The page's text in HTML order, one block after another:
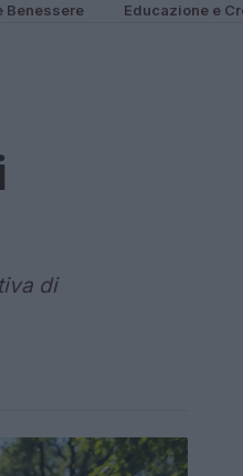
Benessere Educazione e
di